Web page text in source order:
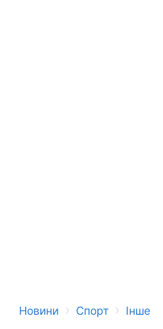
Новини › Спорт › Інше